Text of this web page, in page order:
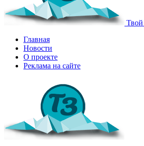
Главная
Новости
О проекте
Реклама на сайте